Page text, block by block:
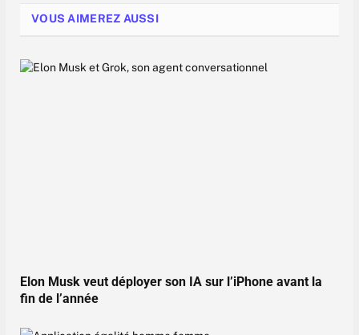
VOUS AIMEREZ AUSSI
Elon Musk veut déployer son IA sur l’iPhone avant la
fin de l’année